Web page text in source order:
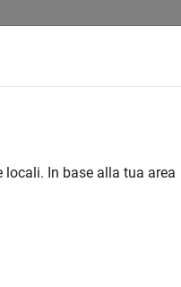
In base alla tua area